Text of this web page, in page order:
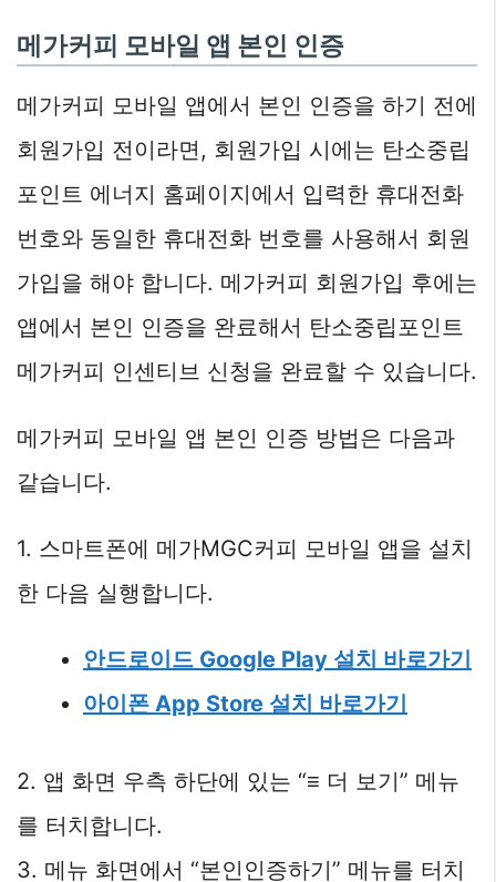
메가커피 모바일 앱 본인 인증
메가커피 모바일 앱에서 본인 인증을 하기 전에
회원가입 전이라면, 회원가입 시에는 탄소중립
포인트 에너지 홈페이지에서 입력한 휴대전화
번호와 동일한 휴대전화 번호를 사용해서 회원
가입을 해야 합니다. 메가커피 회원가입 후에는
앱에서 본인 인증을 완료해서 탄소중립포인트
메가커피 인센티브 신청을 완료할 수 있습니다.
메가커피 모바일 앱 본인 인증 방법은 다음과
같습니다.
1. 스마트폰에 메가MGC커피 모바일 앱을 설치
한 다음 실행합니다.
안드로이드 Google Play 설치 바로가기
아이폰 App Store 설치 바로가기
2. 앱 화면 우측 하단에 있는 “≡ 더 보기” 메뉴
를 터치합니다.
3. 메뉴 화면에서 “본인인증하기” 메뉴를 터치